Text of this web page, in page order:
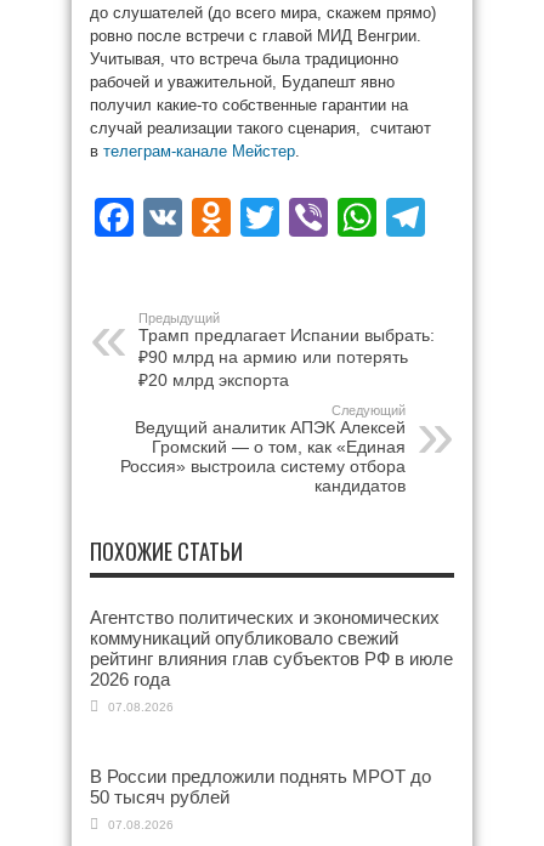
до слушателей (до всего мира, скажем прямо)
ровно после встречи с главой МИД Венгрии.
Учитывая, что встреча была традиционно
рабочей и уважительной, Будапешт явно
получил какие-то собственные гарантии на
случай реализации такого сценария, считают
в телеграм-канале Мейстер.
Facebook
VK Odnoklassniki
Twitter
Viber
Предыдущий
Трамп предлагает Испании выбрать:
₽90 млрд на армию или потерять
₽20 млрд экспорта
Следующий
Ведущий аналитик АПЭК Алексей
Громский — о том, как «Единая
Россия» выстроила систему отбора
кандидатов
ПОХОЖИЕ СТАТЬИ
Агентство политических и экономических
коммуникаций опубликовало свежий
рейтинг влияния глав субъектов РФ в июле
2026 года
07.08.2026
В России предложили поднять МРОТ до
50 тысяч рублей
07.08.2026